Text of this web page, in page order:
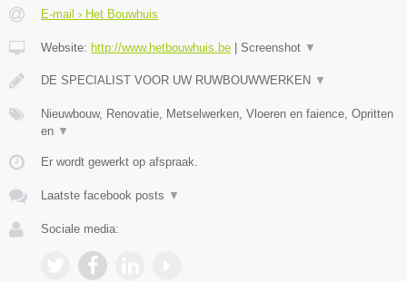
E-mail › Het Bouwhuis
Website: http://www.hetbouwhuis.be Screenshot ▼
DE SPECIALIST VOOR UW RUWBOUWWERKEN ▼
Nieuwbouw, Renovatie, Metselwerken, Vloeren en faience, Opritten
en ▼
Er wordt gewerkt op afspraak.
Laatste facebook posts ▼
Sociale media: